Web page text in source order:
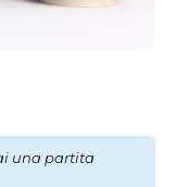
una partita